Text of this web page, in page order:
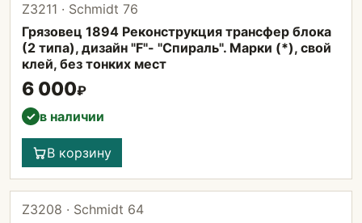
Z3211 · Schmidt 76
Грязовец 1894 Реконструкция трансфер блока
(2 типа), дизайн "F"- "Спираль". Марки (*), свой
клей, без тонких мест
6 000₽
✓ в наличии
В корзину
Z3208 · Schmidt 64